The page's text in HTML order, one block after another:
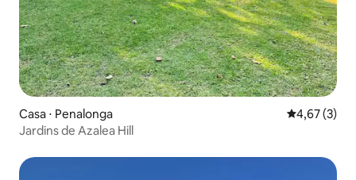
Casa ⋅ Penalonga 4,67 de
4,67 (3)
Jardins de Azalea Hill